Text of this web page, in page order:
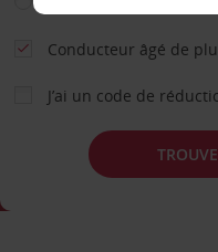
Conducteur âgé de
J’ai un code de